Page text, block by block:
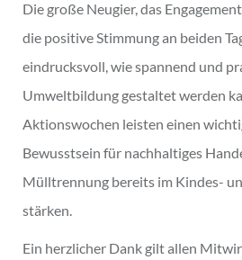
Die große Neugier, das
die positive Stimmung an beiden
eindrucksvoll, wie spannend und
Umweltbildung gestaltet werden
Aktionswochen leisten einen
Bewusstsein für nachhaltiges
Mülltrennung bereits im Kindes-
stärken.
Ein herzlicher Dank gilt allen